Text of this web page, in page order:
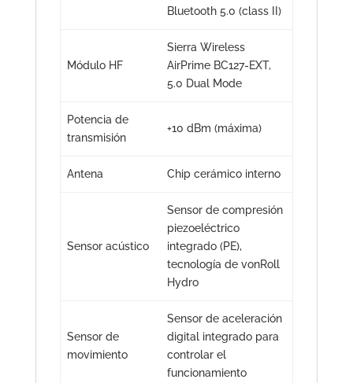
Bluetooth 5.0 (class II)
Módulo HF
Sierra Wireless
AirPrime BC127-EXT,
5.0 Dual Mode
Potencia de
transmisión
+10 dBm (máxima)
Antena Chip cerámico interno
Sensor acústico
Sensor de compresión
piezoeléctrico
integrado (PE),
tecnología de vonRoll
Hydro
Sensor de
movimiento
Sensor de aceleración
digital integrado para
controlar el
funcionamiento